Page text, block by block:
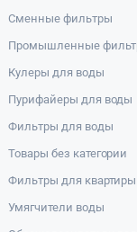
Сменные фильтры
Промышленные
Кулеры для воды
Пурифайеры для воды
Фильтры для воды
Товары без категории
Фильтры для квартиры
Умягчители воды